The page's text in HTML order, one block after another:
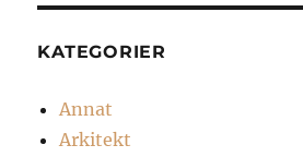
KATEGORIER
Annat
Arkitekt